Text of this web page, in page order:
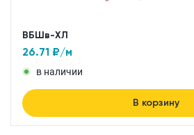
ВБШв-ХЛ
26.71 ₽/м
в наличии
В корзину